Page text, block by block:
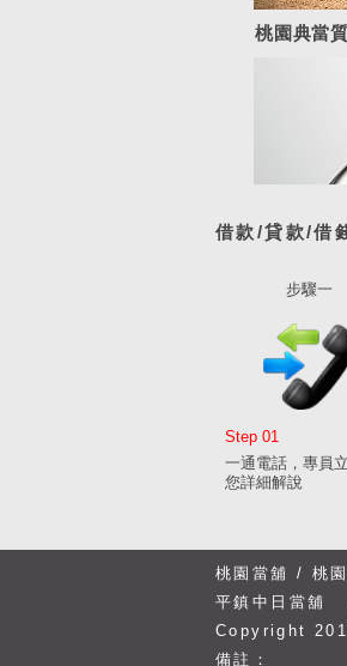
桃園典當
借款/貸款/借
步驟一
Step 01
一通電話，專員
您詳細解說
桃園當舖 / 桃
平鎮中日當舖
Copyright
備註：